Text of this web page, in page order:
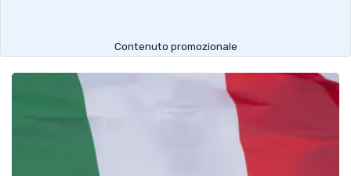
Contenuto promozionale